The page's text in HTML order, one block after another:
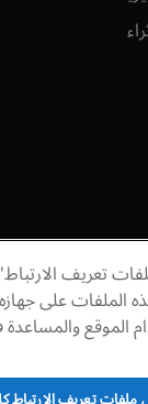
الارتباط"
على جهازه
والمساعدة في